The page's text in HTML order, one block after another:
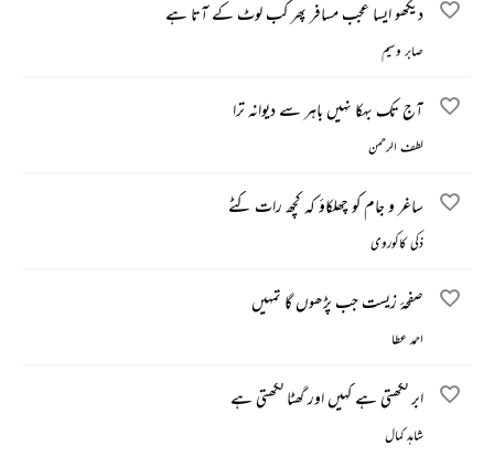
دیکھو ایسا عجب مسافر پھر کب لوٹ کے آتا ہے
صابر وسیم
آج تک بہکا نہیں باہر سے دیوانہ ترا
لطف الرحمن
ساغر و جام کو چھلکاؤ کہ کچھ رات کٹے
ذکی کاکوروی
صفحۂ زیست جب پڑھوں گا تمہیں
احمد عطا
ابر لکھتی ہے کہیں اور گھٹا لکھتی ہے
شاہد کمال